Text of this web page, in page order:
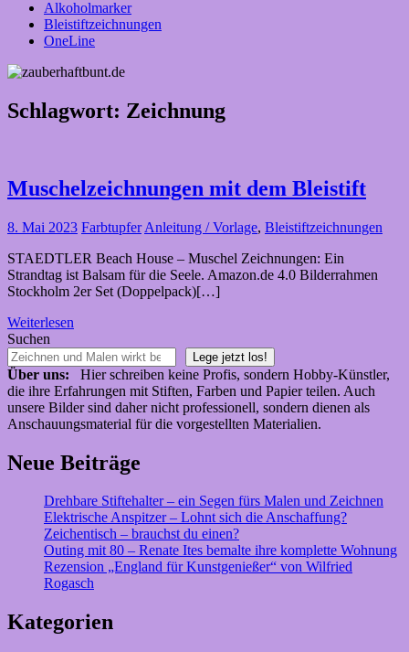
Alkoholmarker
Bleistiftzeichnungen
OneLine
Schlagwort: Zeichnung
Muschelzeichnungen mit dem Bleistift
8. Mai 2023 Farbtupfer Anleitung / Vorlage, Bleistiftzeichnungen
STAEDTLER Beach House – Muschel Zeichnungen: Ein
Strandtag ist Balsam für die Seele. Amazon.de 4.0 Bilderrahmen
Stockholm 2er Set (Doppelpack)[…]
Weiterlesen
Suchen
Lege jetzt los!
Über uns: Hier schreiben keine Profis, sondern Hobby-Künstler,
die ihre Erfahrungen mit Stiften, Farben und Papier teilen. Auch
unsere Bilder sind daher nicht professionell, sondern dienen als
Anschauungsmaterial für die vorgestellten Materialien.
Neue Beiträge
Drehbare Stiftehalter – ein Segen fürs Malen und Zeichnen
Elektrische Anspitzer – Lohnt sich die Anschaffung?
Zeichentisch – brauchst du einen?
Outing mit 80 – Renate Ites bemalte ihre komplette Wohnung
Rezension „England für Kunstgenießer“ von Wilfried
Rogasch
Kategorien